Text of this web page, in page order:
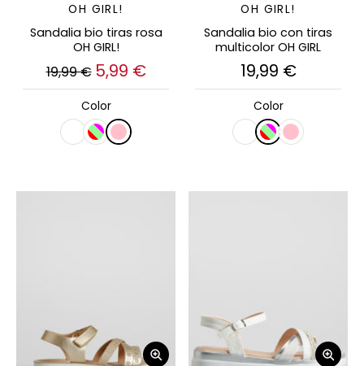
OH GIRL!
Sandalia bio tiras rosa
OH GIRL!
19,99 € 5,99 €
Color
OH GIRL!
Sandalia bio con tiras
multicolor OH GIRL
19,99 €
Color